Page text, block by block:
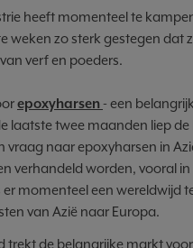
heeft momenteel te
weken zo sterk gestegen dat
verf en poeders.
epoxyharsen- een
laatste twee maanden liep
vraag naar epoxyharsen in
verhandeld worden, vooral
er momenteel een wereldwijd
van Azië naar Europa.
trekt de belangrijke markt voor